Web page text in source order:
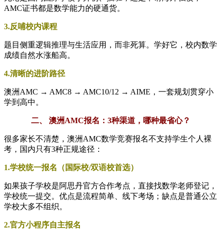
AMC证书都是数学能力的硬通货。
3.反哺校内课程
题目侧重逻辑推理与生活应用，而非死算。学好它，校内数学
成绩自然水涨船高。
4.清晰的进阶路径
澳洲AMC → AMC8 → AMC10/12 → AIME，一套规划贯穿小
学到高中。
二、 澳洲AMC报名：3种渠道，哪种最省心？
很多家长不清楚，澳洲AMC数学竞赛报名不支持学生个人裸
考，国内只有3种正规途径：
1.学校统一报名（国际校/双语校首选）
如果孩子学校是阿思丹官方合作考点，直接找数学老师登记，
学校统一提交。优点是流程简单、线下考场；缺点是普通公立
学校大多不组织。
2.官方小程序自主报名